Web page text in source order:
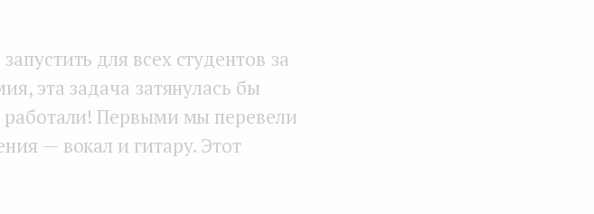
для всех студентов за
эта задача затянулась бы
Первыми мы перевели
— вокал и гитару. Этот